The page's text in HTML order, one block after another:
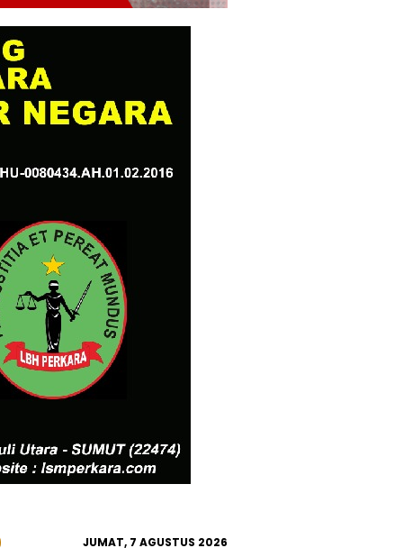
JUMAT, 7 AGUSTUS 2026